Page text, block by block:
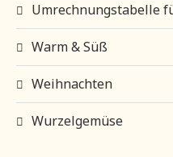
Umrechnungstabelle
Warm & Süß
Weihnachten
Wurzelgemüse